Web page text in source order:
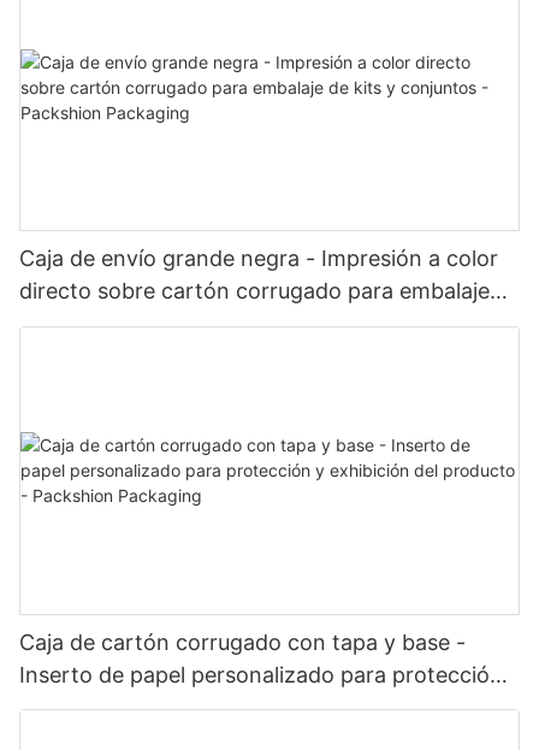
Caja de envío grande negra - Impresión a color
directo sobre cartón corrugado para embalaje
de kits y conjuntos - Packshion Packaging
Caja de cartón corrugado con tapa y base -
Inserto de papel personalizado para protección
y exhibición del producto - Packshion Packaging